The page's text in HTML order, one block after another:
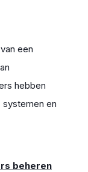
een
hebben
systemen en
beheren